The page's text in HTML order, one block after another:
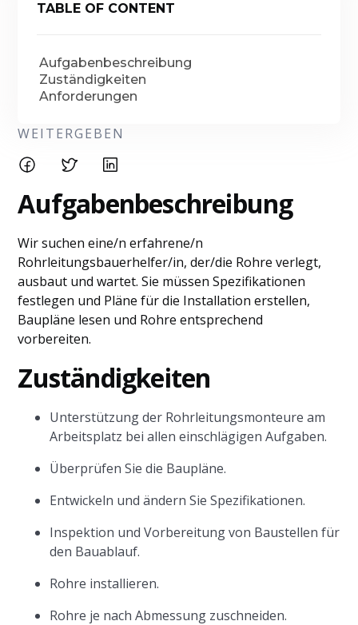
TABLE OF CONTENT
Aufgabenbeschreibung
Zuständigkeiten
Anforderungen
WEITERGEBEN
Aufgabenbeschreibung
Wir suchen eine/n erfahrene/n
Rohrleitungsbauerhelfer/in, der/die Rohre verlegt,
ausbaut und wartet. Sie müssen Spezifikationen
festlegen und Pläne für die Installation erstellen,
Baupläne lesen und Rohre entsprechend
vorbereiten.
Zuständigkeiten
Unterstützung der Rohrleitungsmonteure am
Arbeitsplatz bei allen einschlägigen Aufgaben.
Überprüfen Sie die Baupläne.
Entwickeln und ändern Sie Spezifikationen.
Inspektion und Vorbereitung von Baustellen für
den Bauablauf.
Rohre installieren.
Rohre je nach Abmessung zuschneiden.